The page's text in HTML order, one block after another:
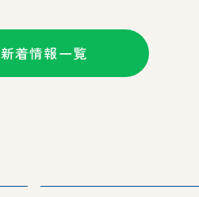
新着情報一覧